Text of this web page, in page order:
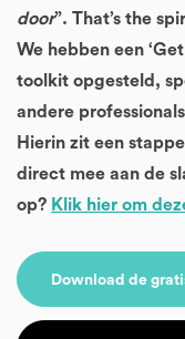
door”. That’s the
We hebben een
toolkit opgesteld,
andere
Hierin zit een
direct mee aan de
op? Klik hier om
Download de